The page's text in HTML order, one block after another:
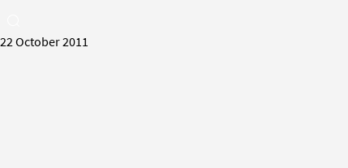
22 October 2011